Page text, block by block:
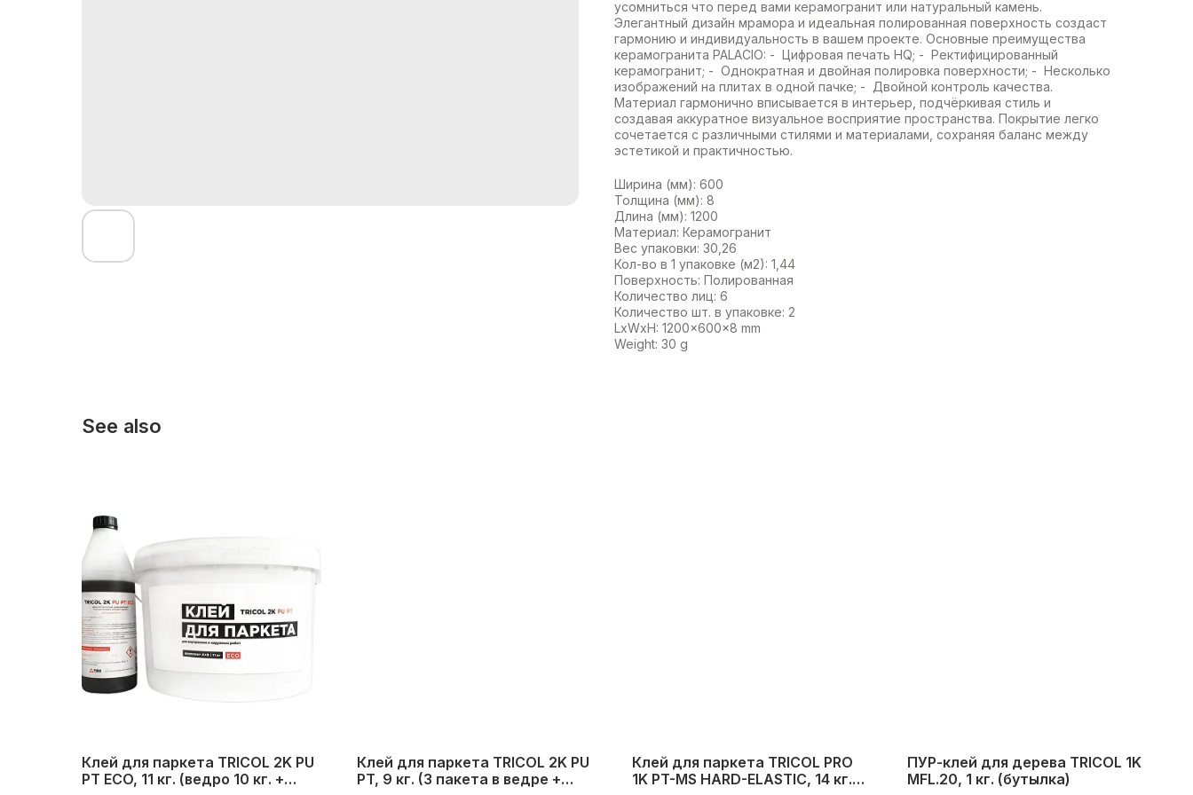
усомниться что перед вами керамогранит или натуральный камень.
Элегантный дизайн мрамора и идеальная полированная поверхность создаст
гармонию и индивидуальность в вашем проекте. Основные преимущества
керамогранита PALACIO: - Цифровая печать HQ; - Ректифицированный
керамогранит; - Однократная и двойная полировка поверхности; - Несколько
изображений на плитах в одной пачке; - Двойной контроль качества.
Материал гармонично вписывается в интерьер, подчёркивая стиль и
создавая аккуратное визуальное восприятие пространства. Покрытие легко
сочетается с различными стилями и материалами, сохраняя баланс между
эстетикой и практичностью.
Ширина (мм): 600
Толщина (мм): 8
Длина (мм): 1200
Материал: Керамогранит
Вес упаковки: 30,26
Кол-во в 1 упаковке (м2): 1,44
Поверхность: Полированная
Количество лиц: 6
Количество шт. в упаковке: 2
LxWxH: 1200x600x8 mm
Weight: 30 g
See also
Клей для паркета TRICOL 2K PU
PT ECO, 11 кг. (ведро 10 кг. +
Клей для паркета TRICOL 2K PU
PT, 9 кг. (3 пакета в ведре +
Клей для паркета TRICOL PRO
1K PT-MS HARD-ELASTIC, 14 кг.
ПУР-клей для дерева TRICOL 1K
MFL.20, 1 кг. (бутылка)